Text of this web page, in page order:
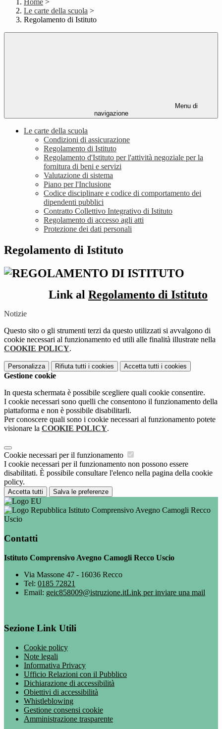
Home >
Le carte della scuola >
Regolamento di Istituto
Menu di
navigazione
Le carte della scuola
Condizioni di assicurazione
Regolamento di Istituto
Regolamento d'Istituto per l'attività negoziale per la
fornitura di beni e servizi
Valutazione di sistema
Piano per l'Inclusione
Codice disciplinare e codice di comportamento dei
dipendenti pubblici
Contratto Collettivo Integrativo di Istituto
Regolamento di accesso agli atti
Protezione dei dati personali
Regolamento di Istituto
Link al Regolamento di Istituto
Notizie
Questo sito o gli strumenti terzi da questo utilizzati si avvalgono di
cookie necessari al funzionamento ed utili alle finalità illustrate nella
COOKIE POLICY.
Personalizza Rifiuta tutti i cookies Accetta tutti i cookies
Gestione cookie
In questa schermata è possibile scegliere quali cookie consentire.
I cookie necessari sono quelli che consentono il funzionamento della
piattaforma e non è possibile disabilitarli.
Per conoscere quali sono i cookie necessari al funzionamento potete
visionare la COOKIE POLICY.
Cookie necessari per il funzionamento
I cookie necessari per il funzionamento non possono essere
disabilitati. È possibile consultare l'elenco nella pagina della cookie
policy.
Accetta tutti Salva le preferenze
Istituto Comprensivo Avegno Camogli Recco
Uscio
Contatti
Istituto Comprensivo Avegno Camogli Recco Uscio
Via Massone 47 - 16036 Recco
Tel: 0185 72821
Email: geic858009@istruzione.itLink per inviare una mail
Sezione Link Utili
Cookie policy
Note legali
Informativa Privacy
Ufficio Relazioni con il Pubblico
Dichiarazione di accessibilità
Obiettivi di accessibilità
Whistleblowing
Gestione consensi cookie
Amministrazione trasparente